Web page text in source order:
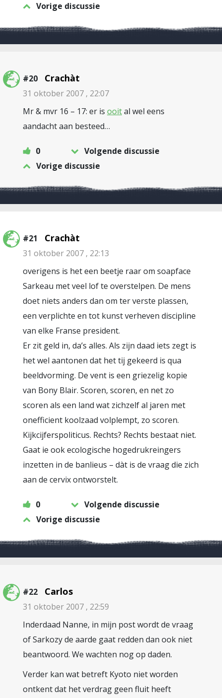
Vorige discussie
#20 Crachàt
31 oktober 2007 , 22:07
Mr & mvr 16 – 17: er is ooital wel eens
aandacht aan besteed…
0
Volgende discussie
Vorige discussie
#21 Crachàt
31 oktober 2007 , 22:13
overigens is het een beetje raar om soapface
Sarkeau met veel lof te overstelpen. De mens
doet niets anders dan om ter verste plassen,
een verplichte en tot kunst verheven discipline
van elke Franse president.
Er zit geld in, da’s alles. Als zijn daad iets zegt is
het wel aantonen dat het tij gekeerd is qua
beeldvorming. De vent is een griezelig kopie
van Bony Blair. Scoren, scoren, en net zo
scoren als een land wat zichzelf al jaren met
onefficient koolzaad volplempt, zo scoren.
Kijkcijferspoliticus. Rechts? Rechts bestaat niet.
Gaat ie ook ecologische hogedrukreingers
inzetten in de banlieus – dàt is de vraag die zich
aan de cervix ontworstelt.
0
Volgende discussie
Vorige discussie
#22 Carlos
31 oktober 2007 , 22:59
Inderdaad Nanne, in mijn post wordt de vraag
of Sarkozy de aarde gaat redden dan ook niet
beantwoord. We wachten nog op daden.
Verder kan wat betreft Kyoto niet worden
ontkent dat het verdrag geen fluit heeft